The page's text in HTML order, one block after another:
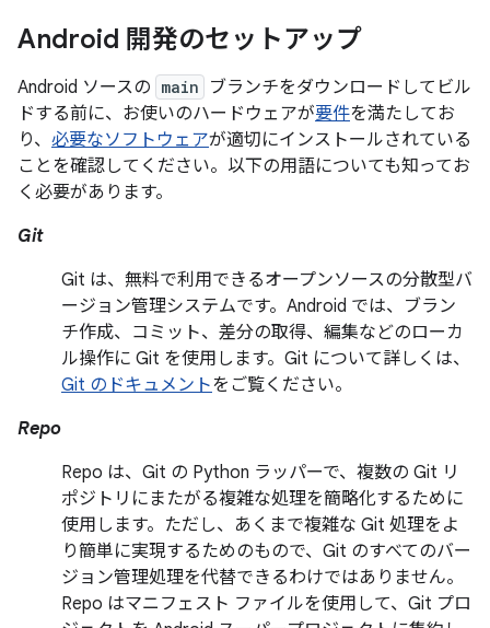
Android 開発のセットアップ
Android ソースの main
ブランチをダウンロードしてビル
ドする前に、お使いのハードウェアが要件を満たしてお
り、 必要なソフトウェアが適切にインストールされている
ことを確認してください。以下の用語についても知ってお
く必要があります。
Git
Git は、無料で利用できるオープンソースの分散型バ
ージョン管理システムです。Android では、ブラン
チ作成、コミット、差分の取得、編集などのローカ
ル操作に Git を使用します。Git について詳しくは、
Git のドキュメントをご覧ください。
Repo
Repo は、Git の Python ラッパーで、複数の Git リ
ポジトリにまたがる複雑な処理を簡略化するために
使用します。ただし、あくまで複雑な Git 処理をよ
り簡単に実現するためのもので、Git のすべてのバー
ジョン管理処理を代替できるわけではありません。
Repo はマニフェスト ファイルを使用して、Git プロ